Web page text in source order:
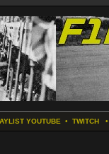
YOUTUBE • TWITCH•